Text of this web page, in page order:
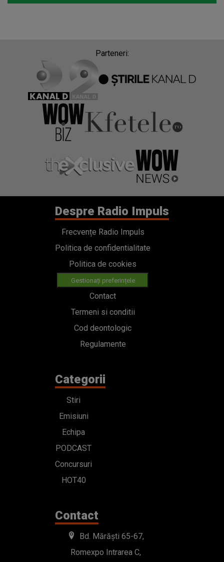
Parteneri:
Despre Radio Impuls
Frecvențe Radio Impuls
Politica de confidentialitate
Politica de cookies
Gestionați preferințele
Contact
Termeni si conditii
Cod deontologic
Regulamente
Categorii
Stiri
Emisiuni
Echipa
PODCAST
Concursuri
HOT40
Contact
Bd. Mărăști 65-67,
Romexpo Intrarea C,